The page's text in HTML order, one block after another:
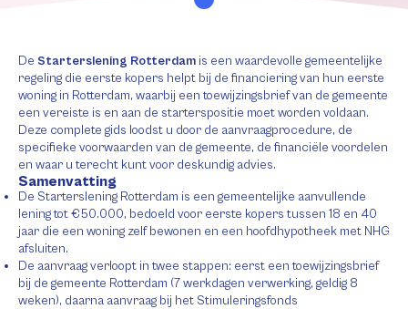
De Starterslening Rotterdam is een waardevolle gemeentelijke
regeling die eerste kopers helpt bij de financiering van hun eerste
woning in Rotterdam, waarbij een toewijzingsbrief van de gemeente
een vereiste is en aan de starterspositie moet worden voldaan.
Deze complete gids loodst u door de aanvraagprocedure, de
specifieke voorwaarden van de gemeente, de financiële voordelen
en waar u terecht kunt voor deskundig advies.
Samenvatting
De Starterslening Rotterdam is een gemeentelijke aanvullende
lening tot €50.000, bedoeld voor eerste kopers tussen 18 en 40
jaar die een woning zelf bewonen en een hoofdhypotheek met NHG
afsluiten.
De aanvraag verloopt in twee stappen: eerst een toewijzingsbrief
bij de gemeente Rotterdam (7 werkdagen verwerking, geldig 8
weken), daarna aanvraag bij het Stimuleringsfonds